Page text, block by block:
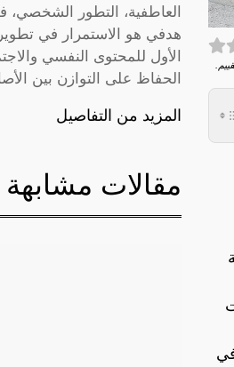
العاطفية، التطور الشخصي،
هدفي هو الاستمرار في
الأول للمحتوى النفسي
الحفاظ على التوازن بين
المزيد من التفاصيل
مقالات مشابهة